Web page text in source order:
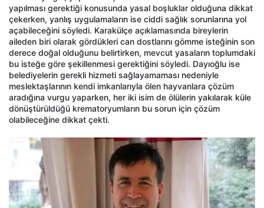
yapılması gerektiği konusunda yasal boşluklar olduğuna dikkat
çekerken, yanlış uygulamaların ise ciddi sağlık sorunlarına yol
açabileceğini söyledi. Karakülçe açıklamasında bireylerin
aileden biri olarak gördükleri can dostlarını gömme isteğinin son
derece doğal olduğunu belirtirken, mevcut yasaların toplumdaki
bu isteğe göre şekillenmesi gerektiğini söyledi. Dayıoğlu ise
belediyelerin gerekli hizmeti sağlayamaması nedeniyle
meslektaşlarının kendi imkanlarıyla ölen hayvanlara çözüm
aradığına vurgu yaparken, her iki isim de ölülerin yakılarak küle
dönüştürüldüğü krematoryumların bu sorun için çözüm
olabileceğine dikkat çekti.